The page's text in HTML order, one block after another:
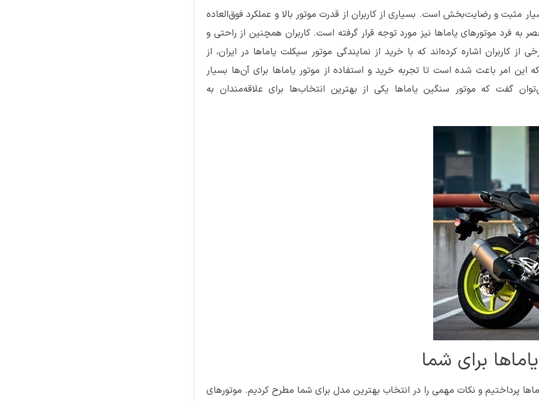
مثبت و رضایت‌بخش است. بسیاری از کاربران از قدرت موتور بالا و عملکرد فوق‌العاده
به فرد موتورهای یاماها نیز مورد توجه قرار گرفته است. کاربران همچنین از راحتی و
کاربران اشاره کرده‌اند که با خرید از نمایندگی موتور سیکلت یاماها در ایران، از
امر باعث شده است تا تجربه خرید و استفاده از موتور یاماها برای آن‌ها بسیار
گفت که موتور سنگین یاماها یکی از بهترین انتخاب‌ها برای علاقه‌مندان به
برای شما
پرداختیم و نکات مهمی را در انتخاب بهترین مدل برای شما مطرح کردیم. موتورهای